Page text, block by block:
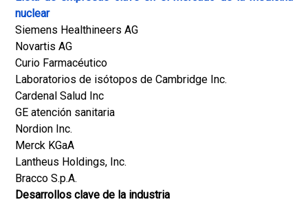
nuclear
Siemens Healthineers AG
Novartis AG
Curio Farmacéutico
Laboratorios de isótopos de Cambridge Inc.
Cardenal Salud Inc
GE atención sanitaria
Nordion Inc.
Merck KGaA
Lantheus Holdings, Inc.
Bracco S.p.A.
Desarrollos clave de la industria